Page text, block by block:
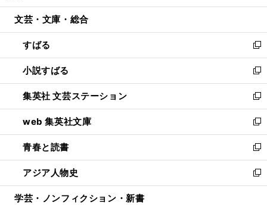
開
ウ
開
く
ン
ウ
で
開
く
ウ
ン
ド
ウ
で
開
く
文芸・文庫・総合
すばる
新
し
い
ウ
ィ
ン
ド
ウ
で
開
く
小説すばる
新
し
い
ウ
ィ
ン
ド
ウ
で
開
集英社 文芸ステーション
新
し
い
ウ
ィ
ン
ド
ウ
web 集英社文庫
新
し
い
ウ
ィ
ン
青春と読書
新
し
い
ウ
アジア人物史
新
し
学芸・ノンフィクション・新書